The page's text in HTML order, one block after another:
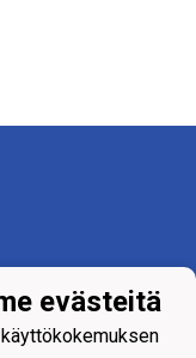
evästeitä